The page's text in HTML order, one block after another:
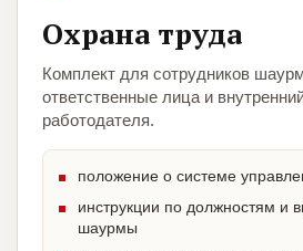
Охрана труда
Комплект для сотрудников
ответственные лица и
работодателя.
положение о системе
инструкции по должностям и
шаурмы